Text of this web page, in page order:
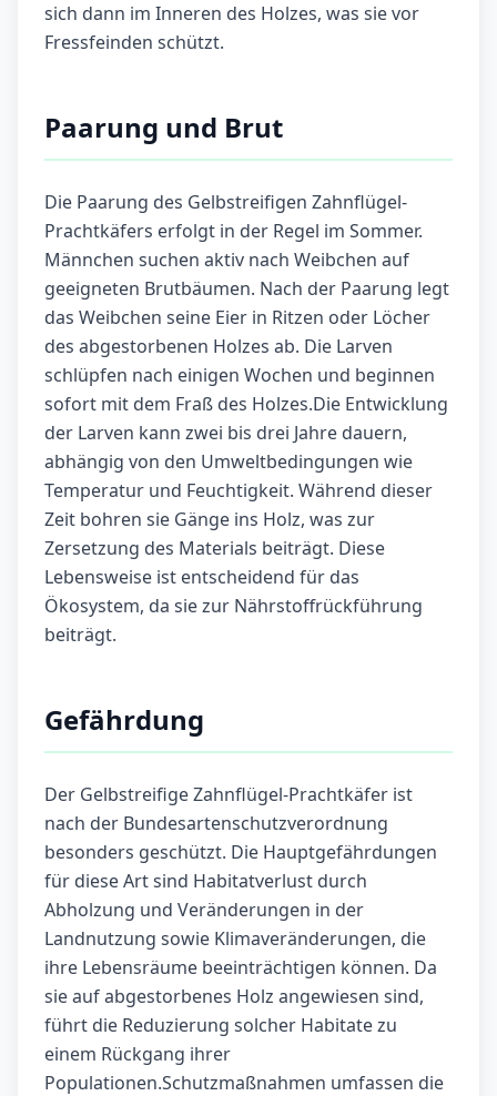
sich dann im Inneren des Holzes, was sie vor
Fressfeinden schützt.
Paarung und Brut
Die Paarung des Gelbstreifigen Zahnflügel-
Prachtkäfers erfolgt in der Regel im Sommer.
Männchen suchen aktiv nach Weibchen auf
geeigneten Brutbäumen. Nach der Paarung legt
das Weibchen seine Eier in Ritzen oder Löcher
des abgestorbenen Holzes ab. Die Larven
schlüpfen nach einigen Wochen und beginnen
sofort mit dem Fraß des Holzes.Die Entwicklung
der Larven kann zwei bis drei Jahre dauern,
abhängig von den Umweltbedingungen wie
Temperatur und Feuchtigkeit. Während dieser
Zeit bohren sie Gänge ins Holz, was zur
Zersetzung des Materials beiträgt. Diese
Lebensweise ist entscheidend für das
Ökosystem, da sie zur Nährstoffrückführung
beiträgt.
Gefährdung
Der Gelbstreifige Zahnflügel-Prachtkäfer ist
nach der Bundesartenschutzverordnung
besonders geschützt. Die Hauptgefährdungen
für diese Art sind Habitatverlust durch
Abholzung und Veränderungen in der
Landnutzung sowie Klimaveränderungen, die
ihre Lebensräume beeinträchtigen können. Da
sie auf abgestorbenes Holz angewiesen sind,
führt die Reduzierung solcher Habitate zu
einem Rückgang ihrer
Populationen.Schutzmaßnahmen umfassen die